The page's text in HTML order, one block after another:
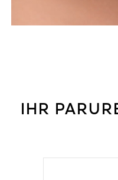
IHR